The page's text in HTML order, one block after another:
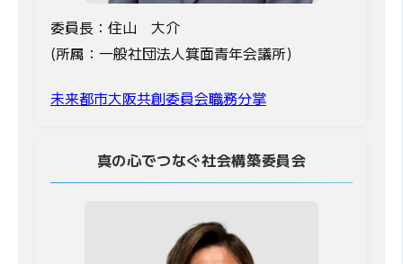
委員長：住山 大介
(所属：一般社団法人箕面青年会議所)
未来都市大阪共創委員会職務分掌
真の心でつなぐ社会構築委員会